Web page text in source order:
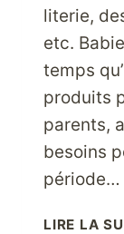
literie,
etc.
temps
produits
parents,
besoins
période…
LIRE LA